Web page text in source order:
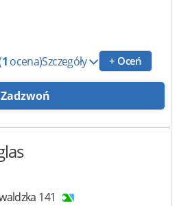
1 ocena)Szczegóły + Oceń
Zadzwoń
141